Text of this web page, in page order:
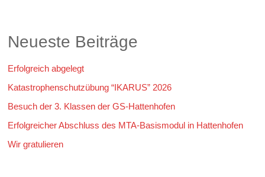
Neueste Beiträge
Erfolgreich abgelegt
Katastrophenschutzübung “IKARUS” 2026
Besuch der 3. Klassen der GS-Hattenhofen
Erfolgreicher Abschluss des MTA-Basismodul in Hattenhofen
Wir gratulieren